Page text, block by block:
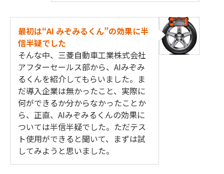
最初は“AI みぞみるくん”の効果に半
信半疑でした
そんな中、三菱自動車工業株式会社
アフターセールス部から、AIみぞみ
るくんを紹介してもらいました。ま
だ導入企業は無かったこと、実際に
何ができるか分からなかったことか
ら、正直、AIみぞみるくんの効果に
ついては半信半疑でした。ただテス
ト使用ができると聞いて、まずは試
してみようと思いました。